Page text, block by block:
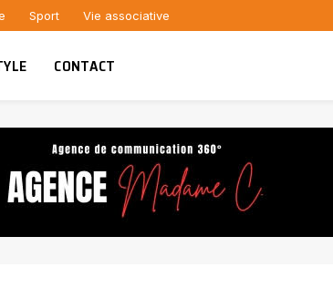
Sport Vie associative
CONTACT